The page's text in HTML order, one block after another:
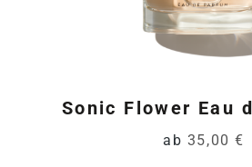
Sonic Flower Eau
ab 35,00 €